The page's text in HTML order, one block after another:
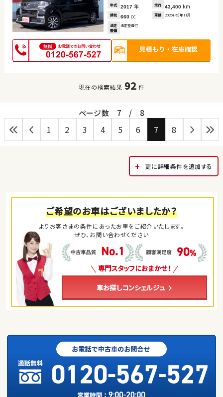
年式 2017 年 走行 43,400 km
排気 660 cc 車検 2026(R8)年11月
法定
整備
法定整備付
現在の検索結果 92 件
ページ数 7 / 8
1 2 3 4 5 6 7 8
更に詳細条件を追加する
ご希望のお車はございましたか？
よりお客さまの条件にあったお車をご紹介いたします。
ぜひ、お問い合わせください
専門スタッフにおまかせ！
車お探しコンシェルジュ